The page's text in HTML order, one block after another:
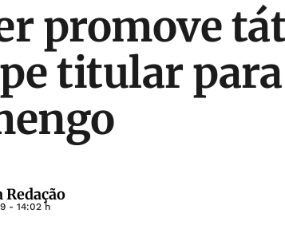
promove
titular
Redação
- 14:02 h